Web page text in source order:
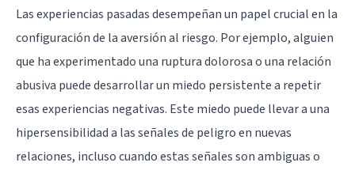
Las experiencias pasadas desempeñan un papel crucial en la
configuración de la aversión al riesgo. Por ejemplo, alguien
que ha experimentado una ruptura dolorosa o una relación
abusiva puede desarrollar un miedo persistente a repetir
esas experiencias negativas. Este miedo puede llevar a una
hipersensibilidad a las señales de peligro en nuevas
relaciones, incluso cuando estas señales son ambiguas o